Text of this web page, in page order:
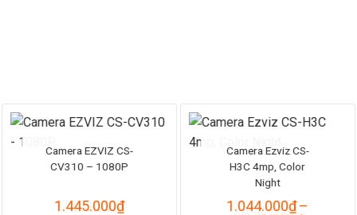
Camera EZVIZ CS-
CV310 – 1080P
1.445.000₫
Camera Ezviz CS-
H3C 4mp, Color
Night
1.044.000₫–